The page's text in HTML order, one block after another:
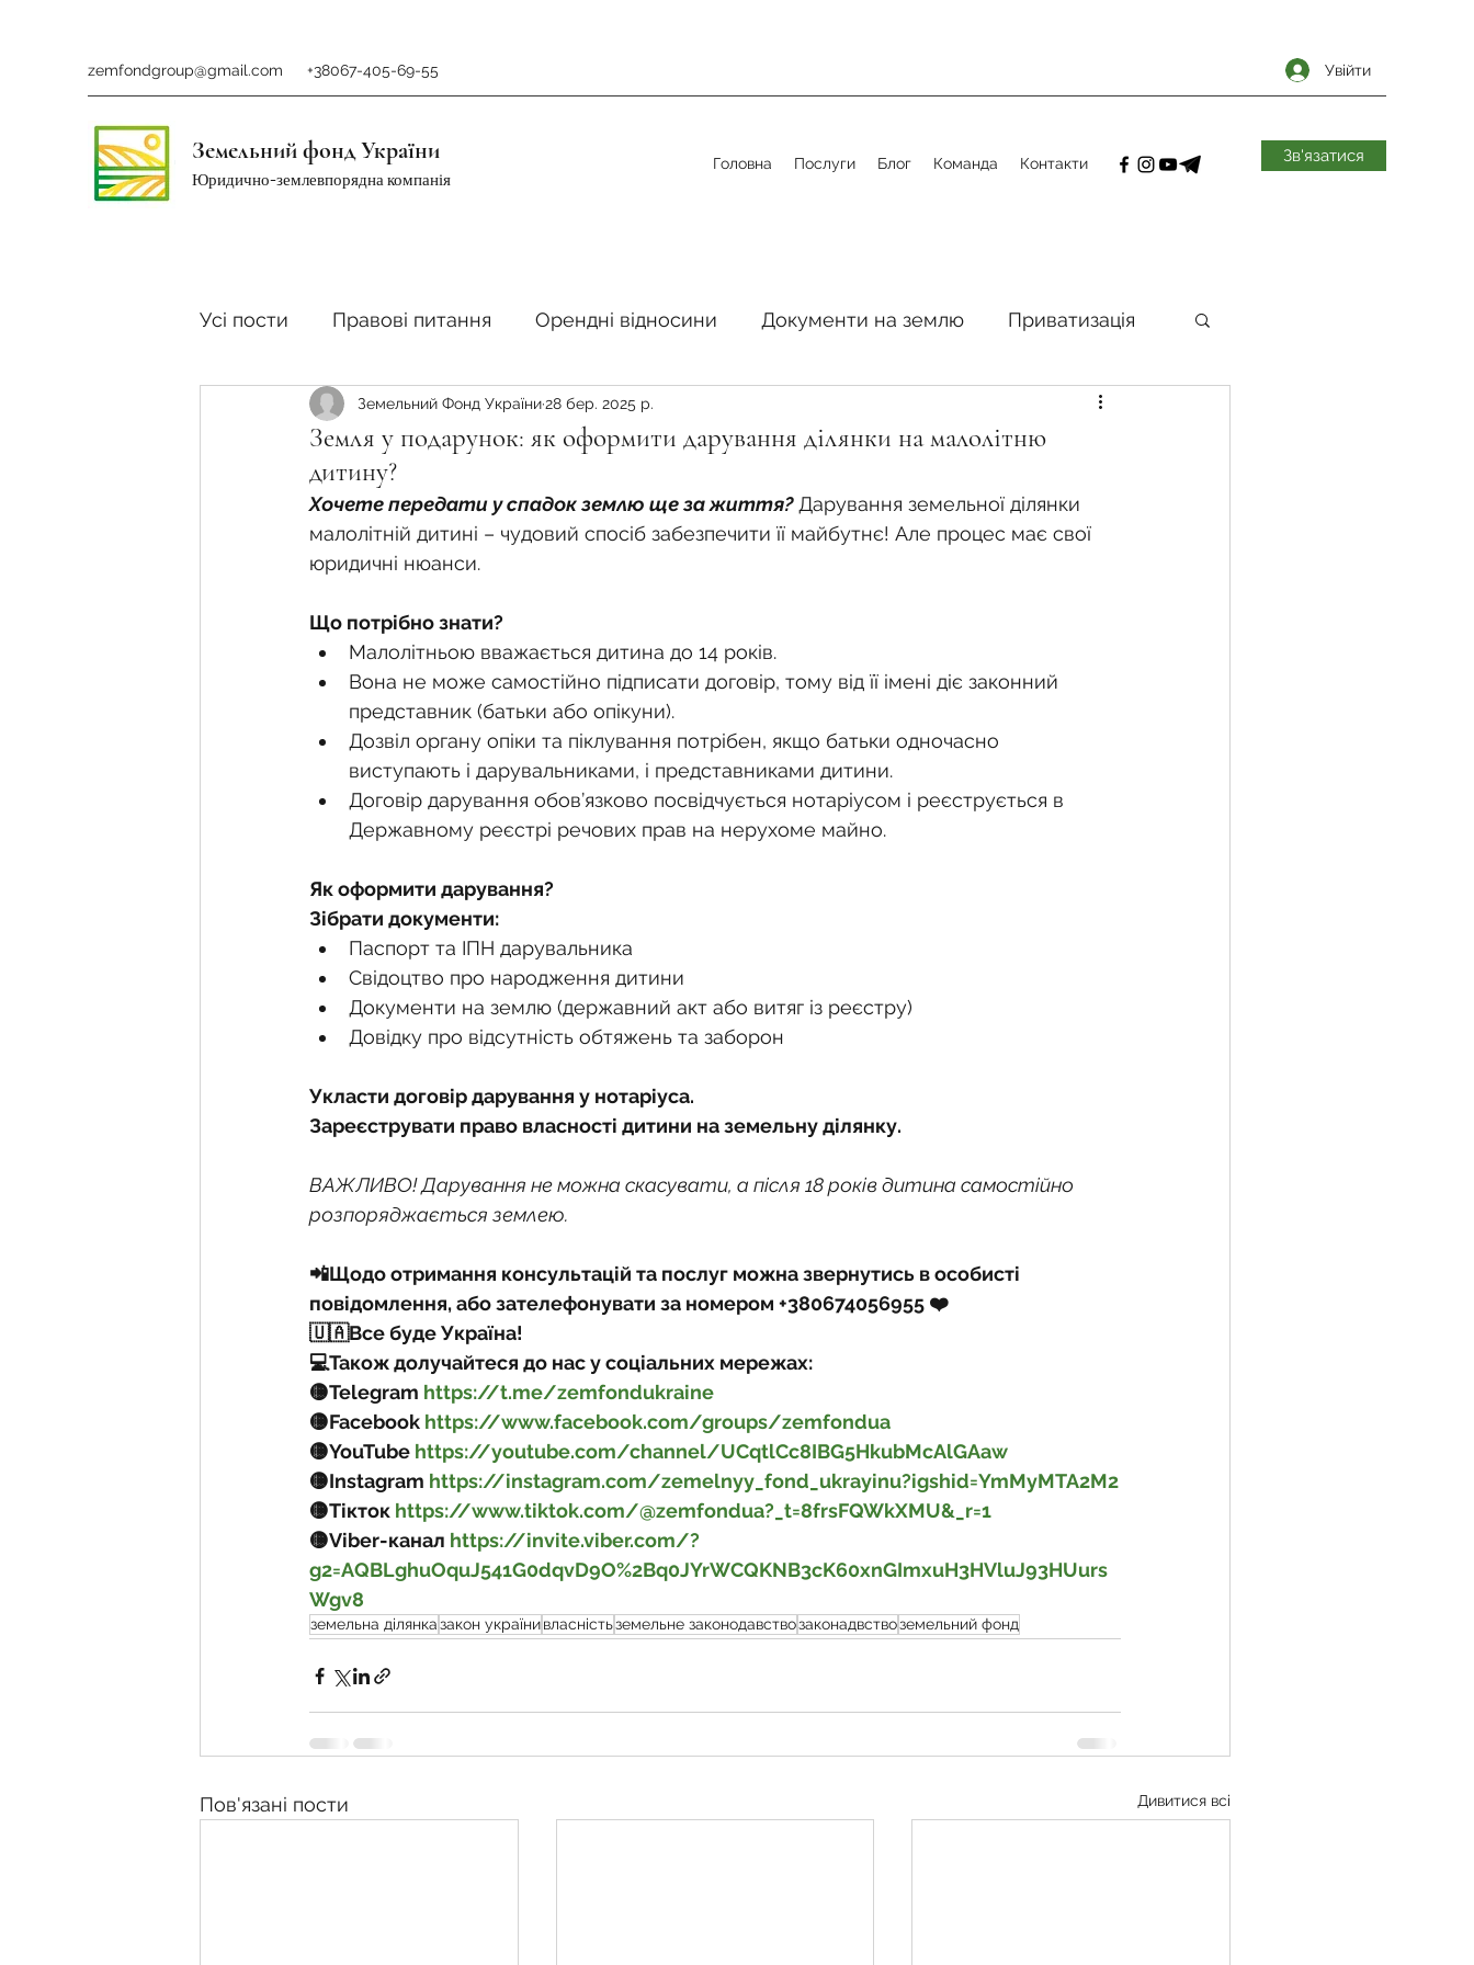
zemfondgroup@gmail.com +38067-405-69-55 Увійти
Земельний фонд України
Юридично-землевпорядна компанія
Головна Послуги Блог Команда Контакти Зв'язатися
Усі пости Правові питання Орендні відносини Документи на землю Приватизація
Ринок землі Податки стосовно земельної сфери Органи місцевого самоврядування
Фермерське господарство Спадкування земельної ділянки
Новини земельного законодавства
Нормативно-грошова оцінка Суд Будівництво Встановлення меж земельної ділянки
Державна реєстрація земельних прав Юридичні питання у воєнний час
Загальні правові питання
Земля у подарунок: як оформити дарування ділянки на малолітню
дитину?
Земельний Фонд України28 бер. 2025 р.
Хочете передати у спадок землю ще за життя? Дарування земельної ділянки
малолітній дитині – чудовий спосіб забезпечити її майбутнє! Але процес має свої
юридичні нюанси.
Що потрібно знати?
Малолітньою вважається дитина до 14 років.
Вона не може самостійно підписати договір, тому від її імені діє законний
представник (батьки або опікуни).
Дозвіл органу опіки та піклування потрібен, якщо батьки одночасно
виступають і дарувальниками, і представниками дитини.
Договір дарування обов’язково посвідчується нотаріусом і реєструється в
Державному реєстрі речових прав на нерухоме майно.
Як оформити дарування?
Зібрати документи:
Паспорт та ІПН дарувальника
Свідоцтво про народження дитини
Документи на землю (державний акт або витяг із реєстру)
Довідку про відсутність обтяжень та заборон
Укласти договір дарування у нотаріуса.
Зареєструвати право власності дитини на земельну ділянку.
ВАЖЛИВО! Дарування не можна скасувати, а після 18 років дитина самостійно
розпоряджається землею.
📲Щодо отримання консультацій та послуг можна звернутись в особисті
повідомлення, або зателефонувати за номером +380674056955 ❤️
🇺🇦Все буде Україна!
💻Також долучайтеся до нас у соціальних мережах:
🟡Telegram https://t.me/zemfondukraine
🟡Facebook https://www.facebook.com/groups/zemfondua
🟡YouTube https://youtube.com/channel/UCqtlCc8IBG5HkubMcAlGAaw
🟡Instagram https://instagram.com/zemelnyy_fond_ukrayinu?igshid=YmMyMTA2M2
🟡Тікток https://www.tiktok.com/@zemfondua?_t=8frsFQWkXMU&_r=1
🟡Viber-канал https://invite.viber.com/?
g2=AQBLghuOquJ541G0dqvD9O%2Bq0JYrWCQKNB3cK60xnGImxuH3HVluJ93HUurs
Wgv8
земельна ділянказакон українивласністьземельне законодавствозаконадвствоземельний фонд
Пов'язані пости Дивитися всі